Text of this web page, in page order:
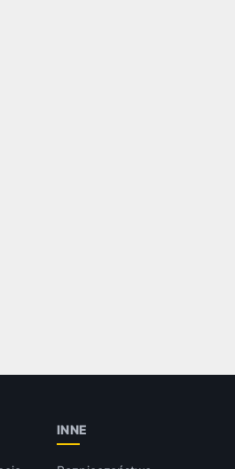
INNE